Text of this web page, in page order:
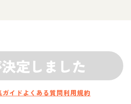
定しました
ガイド よくある質問利用規約